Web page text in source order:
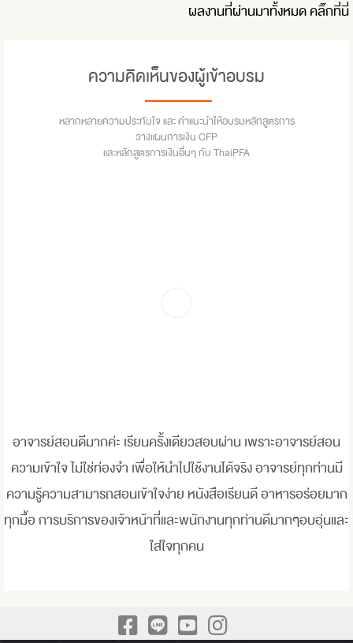
ผลงานที่ผ่านมาทั้งหมดคลิ๊กที่นี่
ความคิดเห็นของผู้เข้าอบรม
หลากหลายความประทับใจ และ คำแนะนำให้อบรมหลักสูตรการ
วางแผนการเงิน CFP
และหลักสูตรการเงินอื่นๆ กับ ThaiPFA
อาจารย์สอนดีมากค่ะ เรียนครั้งเดียวสอบผ่าน เพราะอาจารย์สอน
ความเข้าใจ ไม่ใช่ท่องจำ เพื่อให้นำไปใช้งานได้จริง อาจารย์ทุกท่านมี
ความรู้ความสามารถสอนเข้าใจง่าย หนังสือเรียนดี อาหารอร่อยมาก
ทุกมื้อ การบริการของเจ้าหน้าที่และพนักงานทุกท่านดีมากๆอบอุ่นและ
ใส่ใจทุกคน